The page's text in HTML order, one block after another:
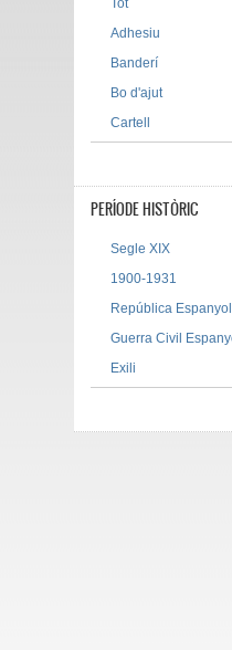
Tot
Adhesiu
Banderí
Bo d'ajut
Cartell
PERÍODE HISTÒRIC
Segle XIX
1900-1931
República
Guerra Civil
Exili